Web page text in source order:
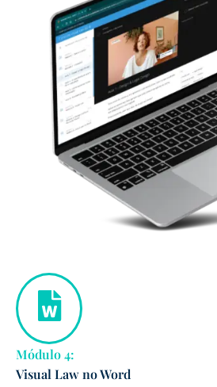
Módulo 4:
Visual Law no Word